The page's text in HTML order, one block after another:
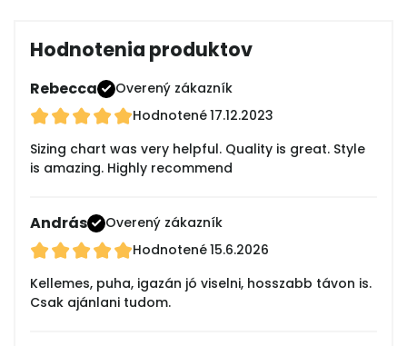
Hodnotenia produktov
Rebecca
Overený zákazník
Hodnotené17.12.2023
Sizing chart was very helpful. Quality is great. Style
is amazing. Highly recommend
András
Overený zákazník
Hodnotené15.6.2026
Kellemes, puha, igazán jó viselni, hosszabb távon is.
Csak ajánlani tudom.